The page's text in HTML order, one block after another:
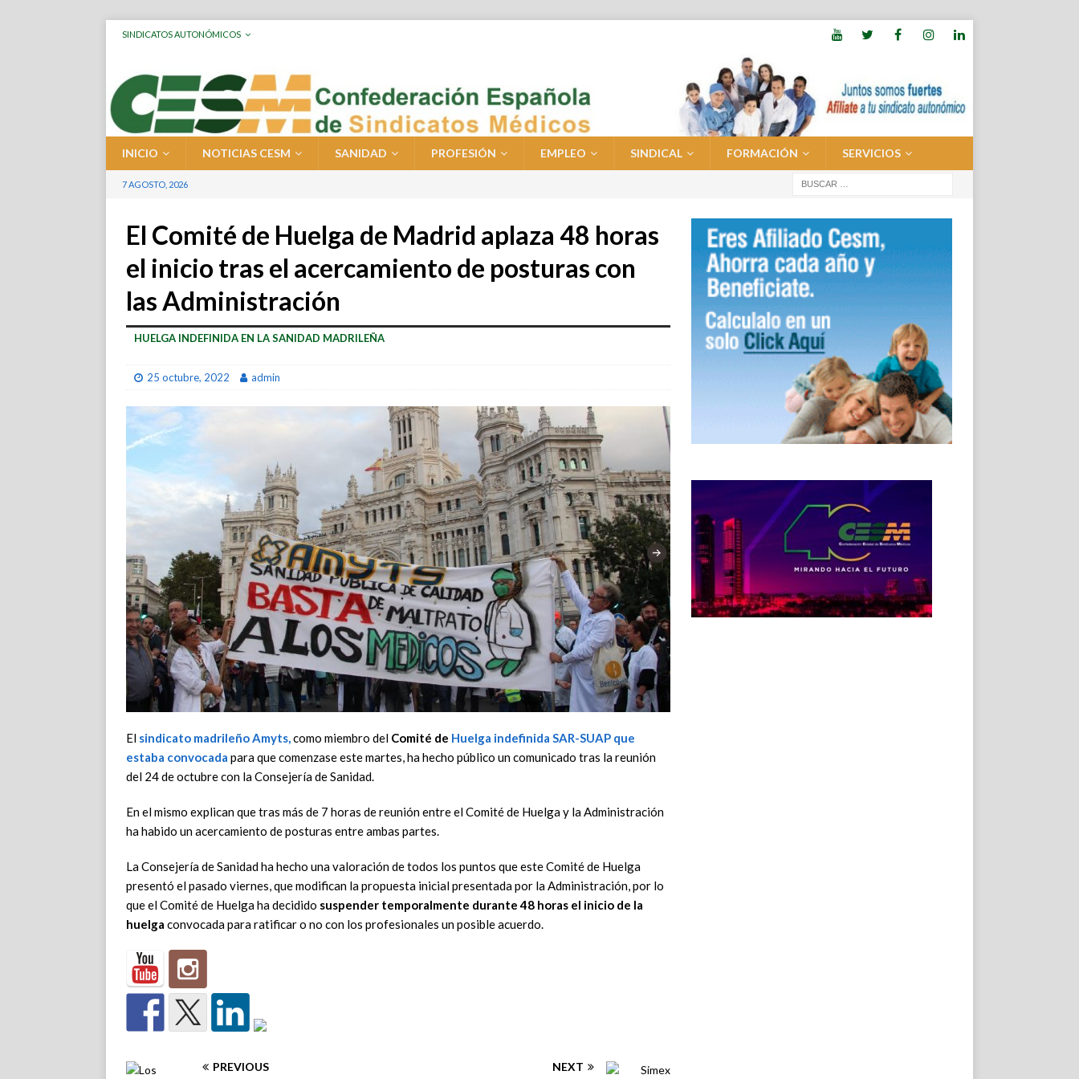
SINDICATOS AUTONÓMICOS
INICIO NOTICIAS CESM SANIDAD PROFESIÓN EMPLEO SINDICAL FORMACIÓN SERVICIOS
7 AGOSTO, 2026
El Comité de Huelga de Madrid aplaza 48 horas
el inicio tras el acercamiento de posturas con
las Administración
HUELGA INDEFINIDA EN LA SANIDAD MADRILEÑA
25 octubre, 2022 admin
El sindicato madrileñoAmyts,como miembro del Comité de Huelga indefinida SAR-SUAP que
estaba convocada para que comenzase este martes, ha hecho público un comunicado tras la reunión
del 24 de octubre con la Consejería de Sanidad.
En el mismo explican que tras más de 7 horas de reunión entre el Comité de Huelga y la Administración
ha habido un acercamiento de posturas entre ambas partes.
La Consejería de Sanidad ha hecho una valoración de todos los puntos que este Comité de Huelga
presentó el pasado viernes, que modifican la propuesta inicial presentada por la Administración, por lo
que el Comité de Huelga ha decidido suspender temporalmente durante 48 horas el inicio de la
huelga convocada para ratificar o no con los profesionales un posible acuerdo.
PREVIOUS NEXT